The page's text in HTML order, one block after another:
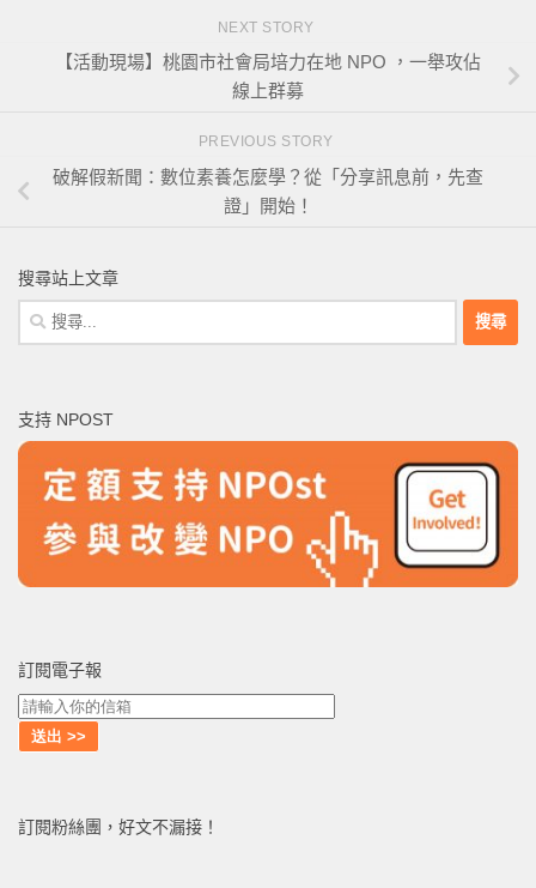
NEXT STORY
【活動現場】桃園市社會局培力在地 NPO ，一舉攻佔
線上群募
PREVIOUS STORY
破解假新聞：數位素養怎麼學？從「分享訊息前，先查
證」開始！
搜尋站上文章
搜
尋
字:
支持 NPOST
訂閱電子報
訂閱粉絲團，好文不漏接！